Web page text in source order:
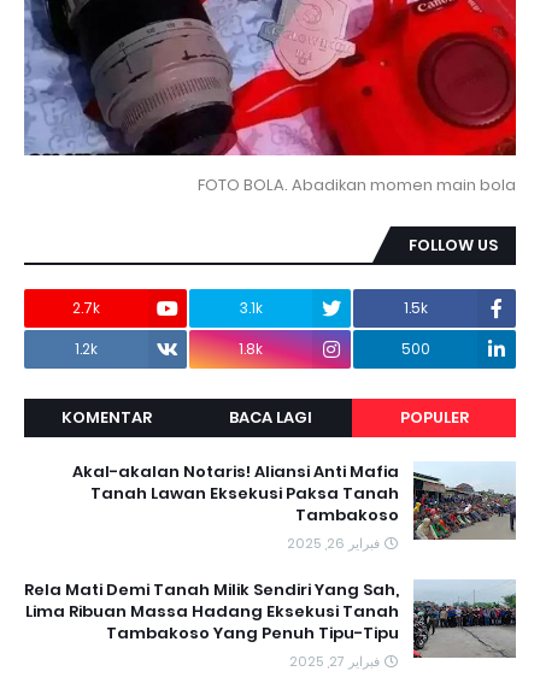
FOTO BOLA. Abadikan momen main bola
FOLLOW US
1.5k
3.1k
2.7k
500
1.8k
1.2k
POPULER
BACA LAGI
KOMENTAR
Akal-akalan Notaris! Aliansi Anti Mafia
Tanah Lawan Eksekusi Paksa Tanah
Tambakoso
فبراير 26, 2025
Rela Mati Demi Tanah Milik Sendiri Yang Sah,
Lima Ribuan Massa Hadang Eksekusi Tanah
Tambakoso Yang Penuh Tipu-Tipu
فبراير 27, 2025